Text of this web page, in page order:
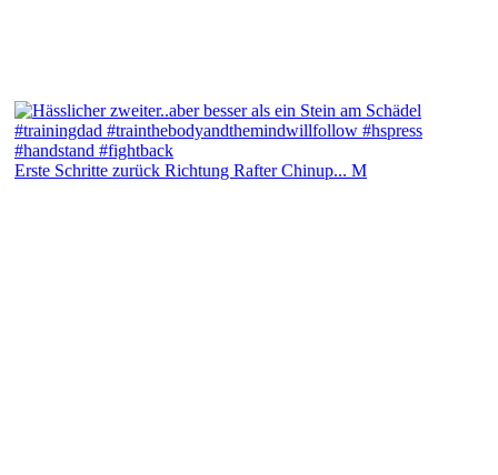
Erste Schritte zurück Richtung Rafter Chinup... M